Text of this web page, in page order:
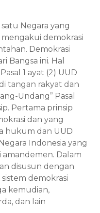
Negara yang
demokrasi
Demokrasi
Bangsa ini. Hal
1 ayat (2) UUD
tangan rakyat dan
Undang” Pasal
Pertama prinsip
dan yang
hukum dan UUD
Indonesia yang
Dalam
disusun dengan
demokrasi
kemudian,
dan lain